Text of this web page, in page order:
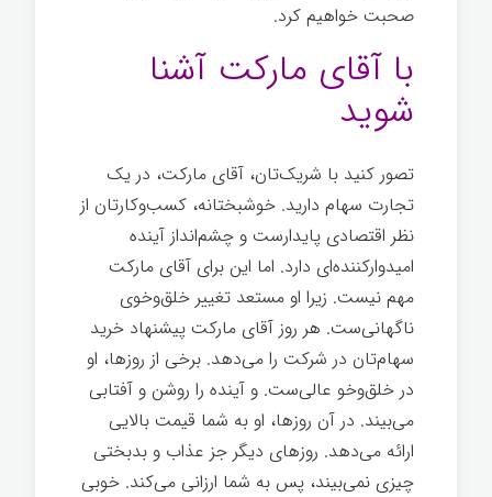
صحبت خواهیم کرد.
با آقای مارکت آشنا
شوید
تصور کنید با شریک‌تان، آقای مارکت، در یک
تجارت سهام دارید. خوشبختانه، کسب‌وکارتان از
نظر اقتصادی پایدارست و چشم‌انداز آینده
امیدوارکننده‌ای دارد. اما این برای آقای مارکت
مهم نیست. زیرا او مستعد تغییر خلق‌وخوی
ناگهانی‌ست. هر روز آقای مارکت پیشنهاد خرید
سهام‌تان در شرکت را می‌دهد. برخی از روزها، او
در خلق‌وخو عالی‌ست. و آینده را روشن و آفتابی
می‌بیند. در آن روزها، او به شما قیمت بالایی
ارائه می‌دهد. روزهای دیگر جز عذاب و بدبختی
چیزی نمی‌بیند، پس به شما ارزانی می‌کند. خوبی